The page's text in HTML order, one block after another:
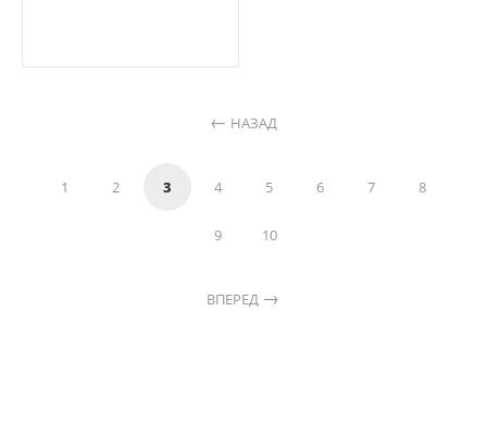
НАЗАД
1 2 3 4 5 6 7 8
9 10
ВПЕРЕД